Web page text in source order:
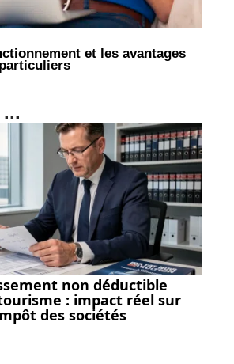
et les avantages
non déductible
: impact réel sur
des sociétés